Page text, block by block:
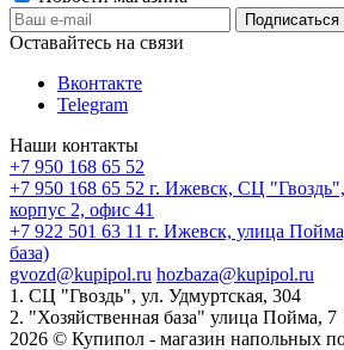
Оставайтесь на связи
Вконтакте
Telegram
Наши контакты
+7 950 168 65 52
+7 950 168 65 52 г. Ижевск, СЦ
корпус 2, офис 41
+7 922 501 63 11 г. Ижевск, улица
база)
gvozd@kupipol.ru hozbaza@kupipol.ru
1. СЦ "Гвоздь", ул. Удмуртская, 304
2. "Хозяйственная база" улица Пойма, 7
2026 © Купипол - магазин напольных